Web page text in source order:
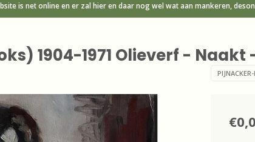
is net online en er zal hier en daar nog wel wat aan mankeren,
1904-1971 Olieverf - Naakt